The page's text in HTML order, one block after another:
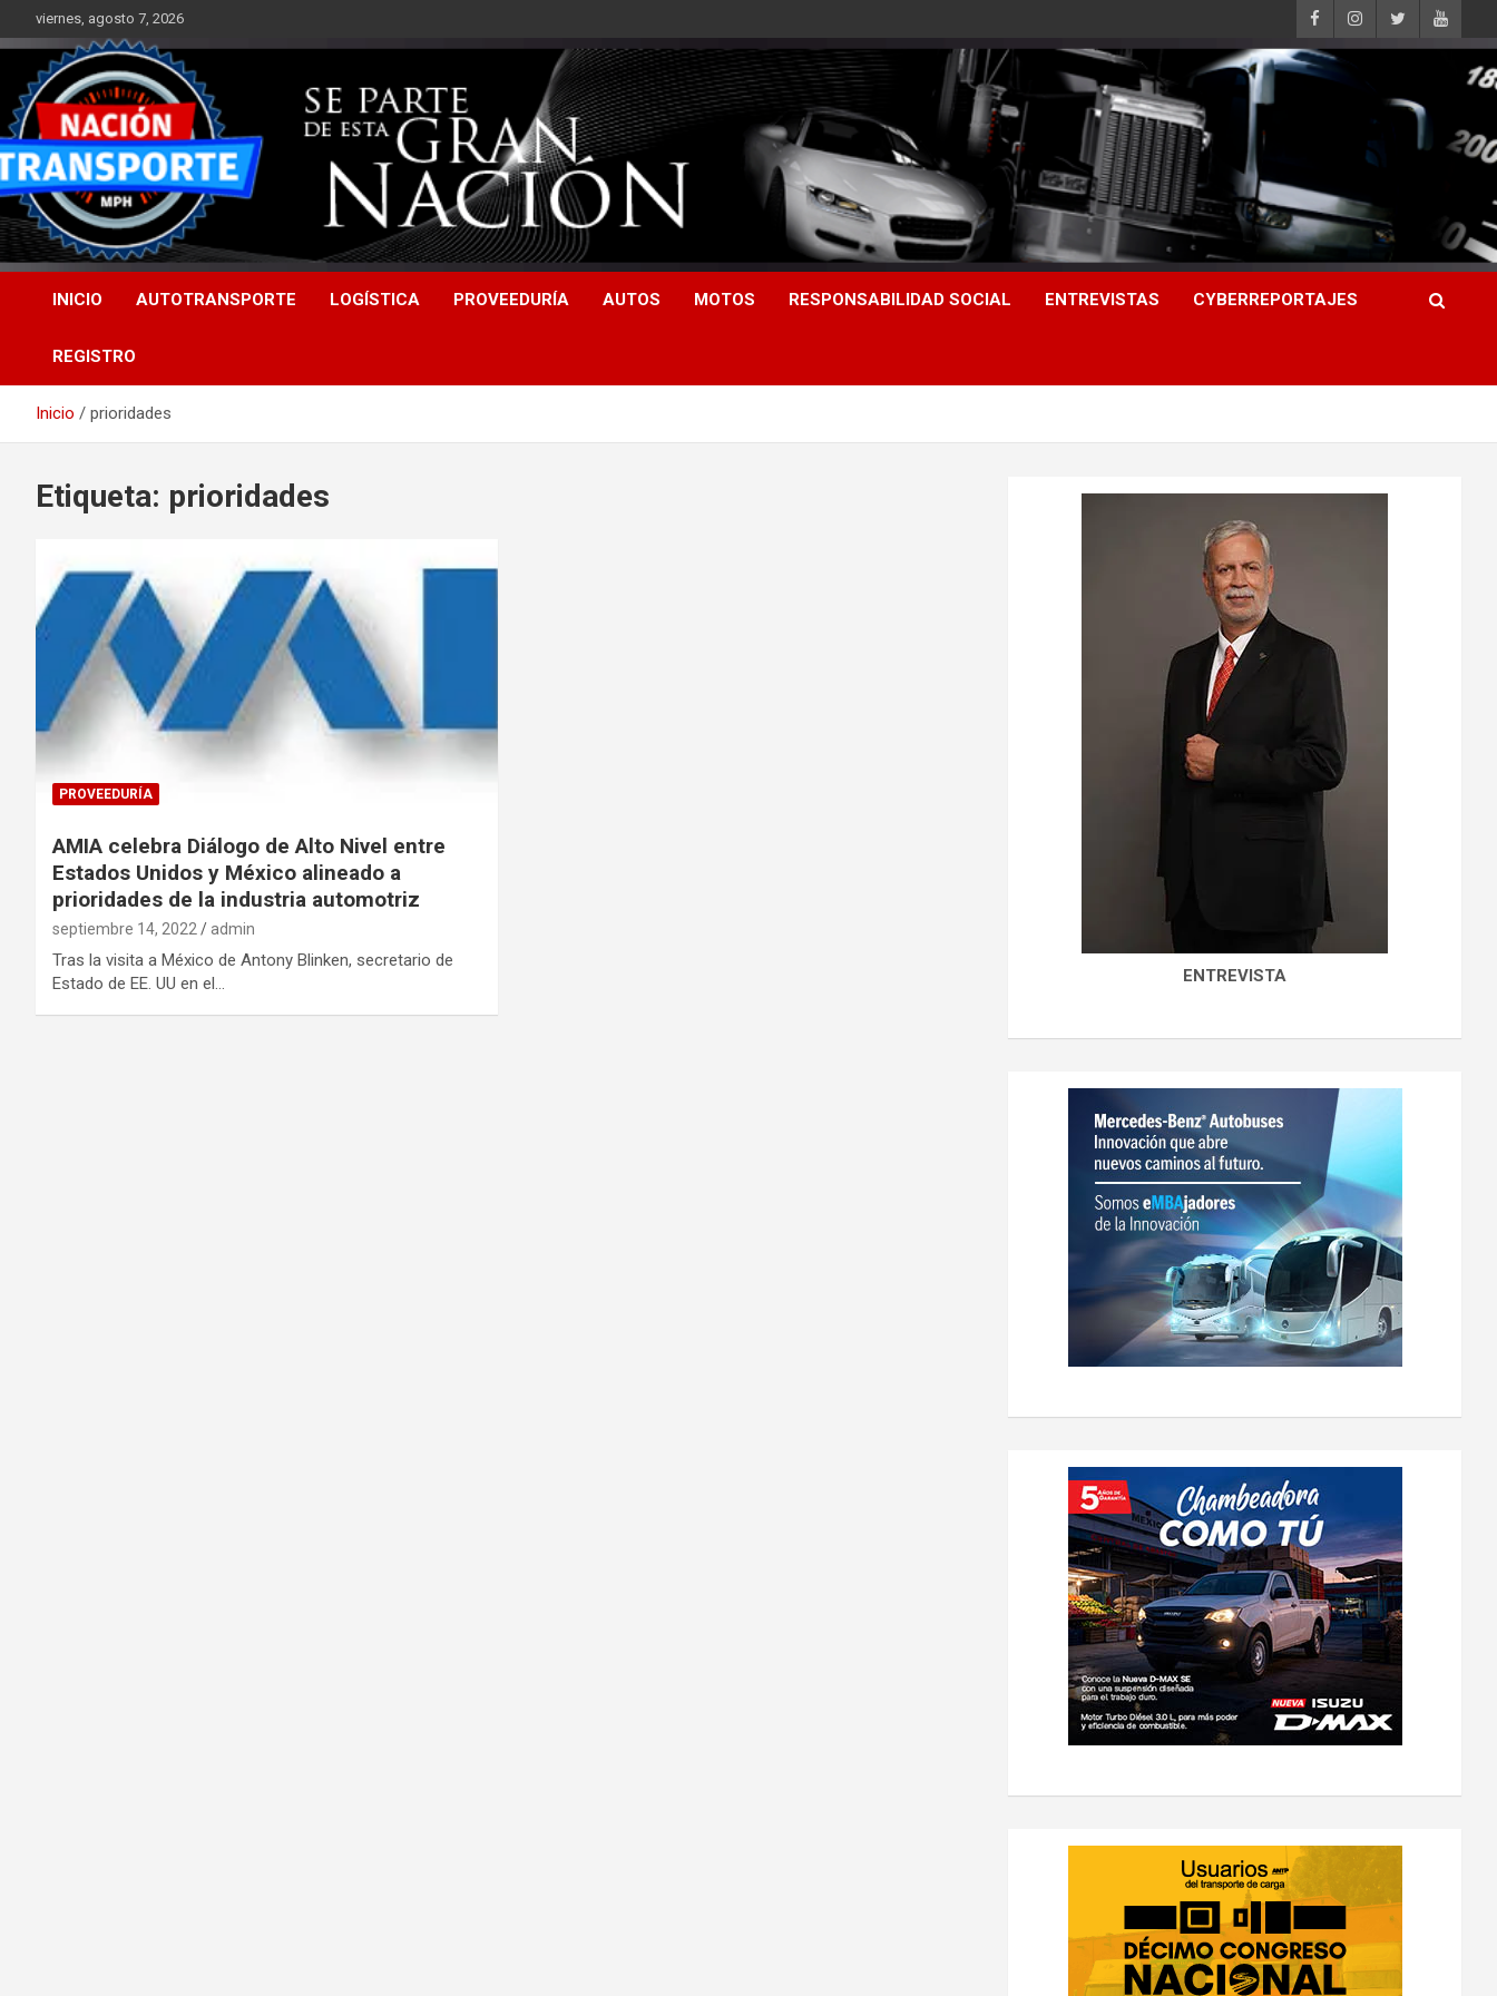
al
contenido
viernes, agosto 7, 2026
INICIO AUTOTRANSPORTE LOGÍSTICA PROVEEDURÍA AUTOS MOTOS RESPONSABILIDAD SOCIAL ENTREVISTAS CYBERREPORTAJES
REGISTRO
Inicio prioridades
Etiqueta: prioridades
PROVEEDURÍA
AMIA celebra Diálogo de Alto Nivel entre
Estados Unidos y México alineado a
prioridades de la industria automotriz
septiembre 14, 2022 admin
Tras la visita a México de Antony Blinken, secretario de
Estado de EE. UU en el…
ENTREVISTA